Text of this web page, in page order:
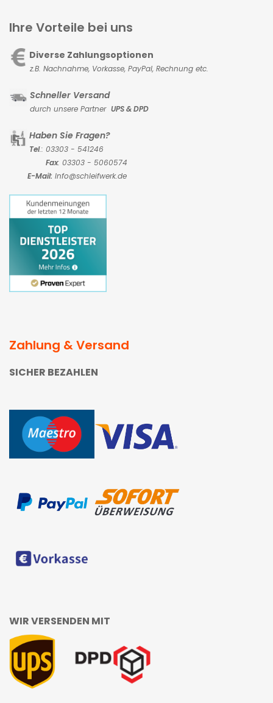
Ihre Vorteile bei uns
Diverse Zahlungsoptionen
z.B. Nachnahme, Vorkasse, PayPal, Rechnung etc.
Schneller Versand
durch unsere Partner UPS & DPD
Haben Sie Fragen?
Tel.: 03303 - 541246
Fax: 03303 - 5060574
E-Mail: Info@schleifwerk.de
Zahlung & Versand
SICHER BEZAHLEN
WIR VERSENDEN MIT